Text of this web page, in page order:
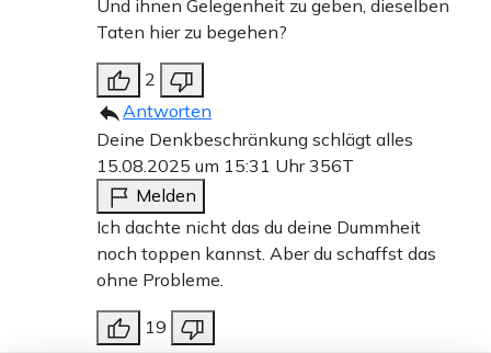
Und ihnen Gelegenheit zu geben, dieselben
Taten hier zu begehen?
2
Antworten
Deine Denkbeschränkung schlägt alles
15.08.2025 um 15:31 Uhr356T
Melden
Ich dachte nicht das du deine Dummheit
noch toppen kannst. Aber du schaffst das
ohne Probleme.
19